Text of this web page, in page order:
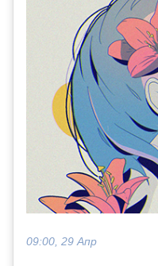
09:00, 29 Апр